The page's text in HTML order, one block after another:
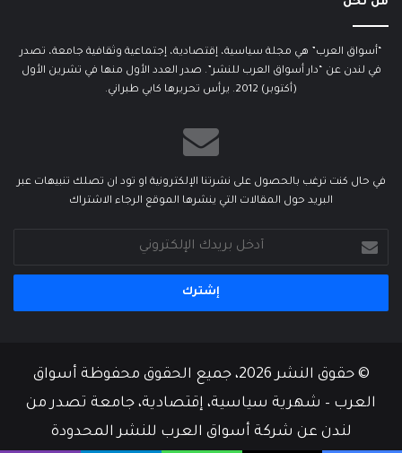
“أسواق العرب” هي مجلة سياسية، إقتصادية، إجتماعية وثقافية جامعة، تصدر
في لندن عن “دار أسواق العرب للنشر”. صدر العدد الأول منها في تشرين الأول
(أكتوبر) 2012. يرأس تحريرها كابي طبراني.
في حال كنت ترغب بالحصول على نشرتنا الإلكترونية او تود ان تصلك تنبيهات عبر
البريد حول المقالات التي ينشرها الموقع الرجاء الاشتراك
بريدك
الإلكتروني
© حقوق النشر 2026، جميع الحقوق محفوظة أسواق
العرب – شهرية سياسية، إقتصادية، جامعة تصدر من
لندن عن شركة أسواق العرب للنشر المحدودة